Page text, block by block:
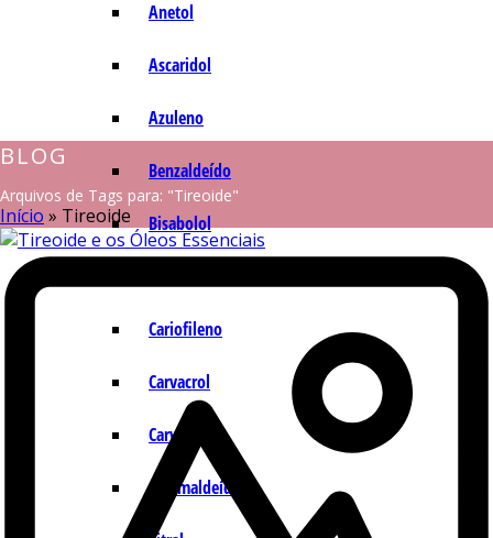
Anetol
Ascaridol
Azuleno
Benzaldeído
Bisabolol
Cariofileno
Carvacrol
Carvona
Cinamaldeído
BLOG
Arquivos de Tags para: "Tireoide"
Início » Tireoide